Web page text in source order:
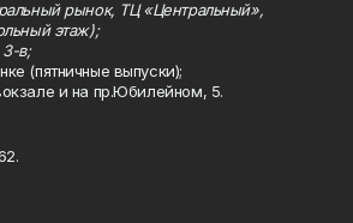
рынок, ТЦ «Центральный»,
этаж);
в;
(пятничные выпуски);
и на пр.Юбилейном, 5.